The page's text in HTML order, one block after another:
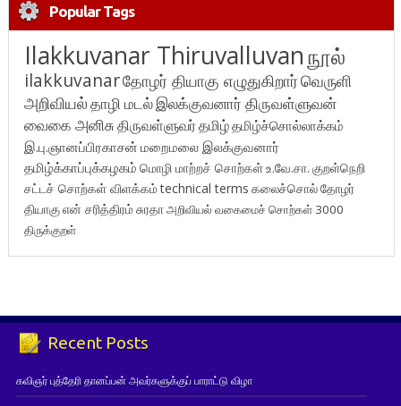
Popular Tags
Ilakkuvanar Thiruvalluvanநூல்
ilakkuvanarதோழர் தியாகு எழுதுகிறார்வெருளி
அறிவியல்தாழி மடல்இலக்குவனார் திருவள்ளுவன்
வைகை அனிசுதிருவள்ளுவர்தமிழ்தமிழ்ச்சொல்லாக்கம்
இ.பு.ஞானப்பிரகாசன் மறைமலை இலக்குவனார்
தமிழ்க்காப்புக்கழகம் மொழி மாற்றச் சொற்கள்உ.வே.சா. குறள்நெறி
சட்டச் சொற்கள் விளக்கம்technical terms கலைச்சொல்தோழர்
தியாகுஎன் சரித்திரம்சுரதாஅறிவியல் வகைமைச் சொற்கள் 3000
திருக்குறள்
Recent Posts
கவிஞர் புத்தேரி தானப்பன் அவர்களுக்குப் பாராட்டு விழா